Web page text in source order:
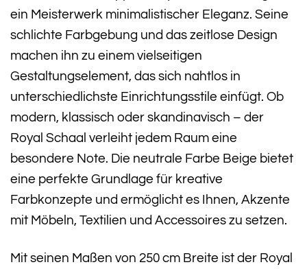
ein Meisterwerk minimalistischer Eleganz. Seine
schlichte Farbgebung und das zeitlose Design
machen ihn zu einem vielseitigen
Gestaltungselement, das sich nahtlos in
unterschiedlichste Einrichtungsstile einfügt. Ob
modern, klassisch oder skandinavisch – der
Royal Schaal verleiht jedem Raum eine
besondere Note. Die neutrale Farbe Beige bietet
eine perfekte Grundlage für kreative
Farbkonzepte und ermöglicht es Ihnen, Akzente
mit Möbeln, Textilien und Accessoires zu setzen.
Mit seinen Maßen von 250 cm Breite ist der Royal